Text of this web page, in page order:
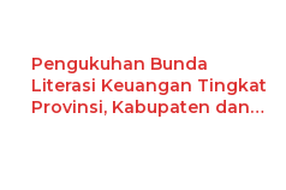
Pengukuhan Bunda
Literasi Keuangan Tingkat
Provinsi, Kabupaten dan